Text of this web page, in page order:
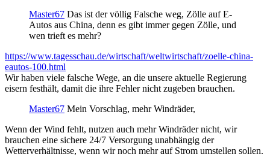
Master67 Das ist der völlig Falsche weg, Zölle auf E-
Autos aus China, denn es gibt immer gegen Zölle, und
wen trieft es mehr?
https://www.tagesschau.de/wirtschaft/weltwirtschaft/zoelle-china-
eautos-100.html
Wir haben viele falsche Wege, an die unsere aktuelle Regierung
eisern festhält, damit die ihre Fehler nicht zugeben brauchen.
Master67 Mein Vorschlag, mehr Windräder,
Wenn der Wind fehlt, nutzen auch mehr Windräder nicht, wir
brauchen eine sichere 24/7 Versorgung unabhängig der
Wetterverhältnisse, wenn wir noch mehr auf Strom umstellen sollen.